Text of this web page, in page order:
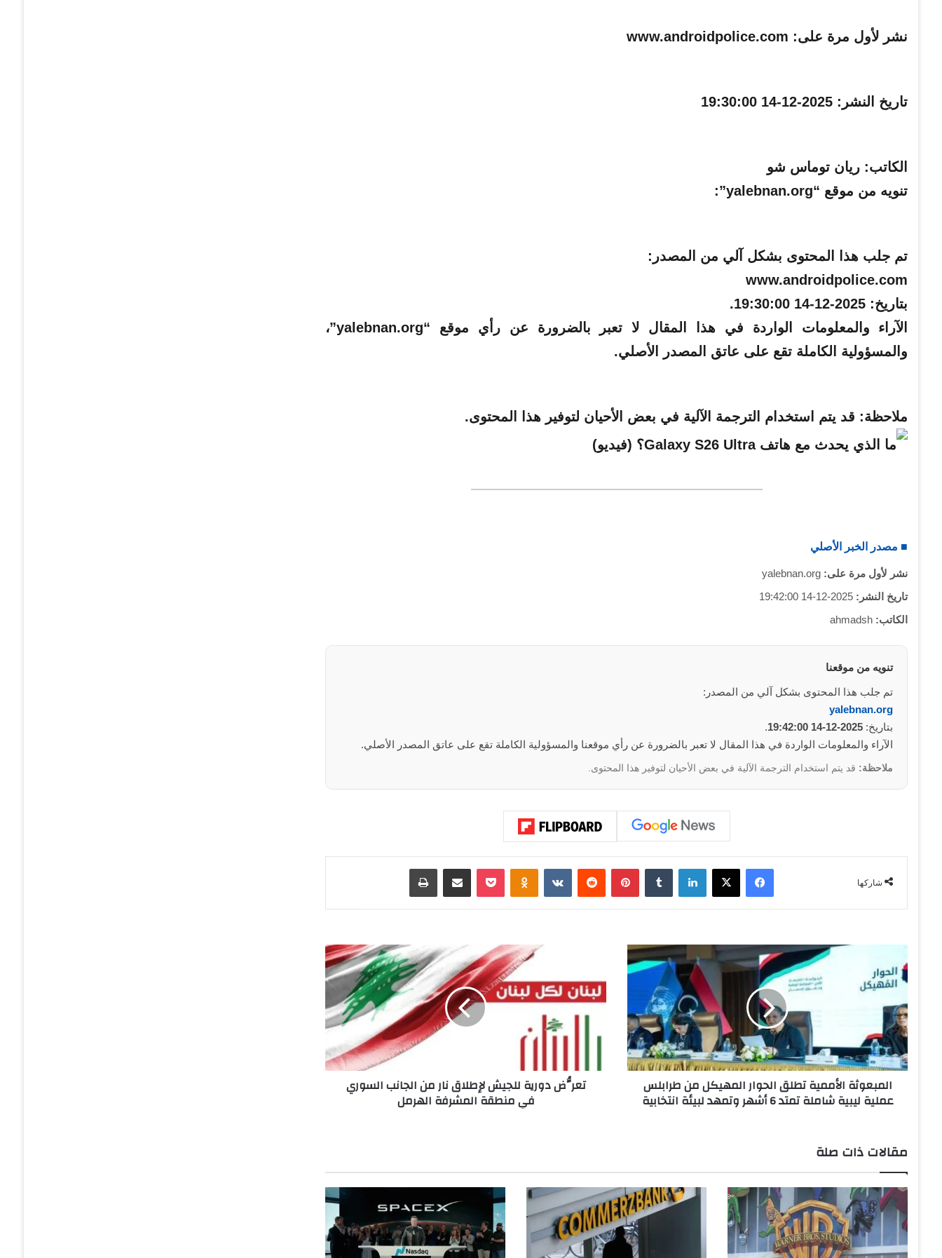
نشر لأول مرة على: www.androidpolice.com
تاريخ النشر: 2025-12-14 19:30:00
الكاتب: ريان توماس شو
تنويه من موقع “yalebnan.org”:
تم جلب هذا المحتوى بشكل آلي من المصدر:
www.androidpolice.com
بتاريخ: 2025-12-14 19:30:00
.
الآراء والمعلومات الواردة في هذا المقال لا تعبر بالضرورة عن رأي موقع “yalebnan.org”،
والمسؤولية الكاملة تقع على عاتق المصدر الأصلي.
ملاحظة: قد يتم استخدام الترجمة الآلية في بعض الأحيان لتوفير هذا المحتوى.
■ مصدر الخبر الأصلي
نشر لأول مرة على: yalebnan.org
تاريخ النشر: 2025-12-14 19:42:00
الكاتب: ahmadsh
تنويه من موقعنا
تم جلب هذا المحتوى بشكل آلي من المصدر:
yalebnan.org
بتاريخ: 2025-12-14 19:42:00
.
الآراء والمعلومات الواردة في هذا المقال لا تعبر بالضرورة عن رأي موقعنا والمسؤولية الكاملة تقع على عاتق المصدر الأصلي.
ملاحظة: قد يتم استخدام الترجمة الآلية في بعض الأحيان لتوفير هذا المحتوى.
شاركها
فيسبوك ‫X لينكدإن ‏Tumblr بينتيريست ‏Reddit
‏VKontakte
Odnoklassniki
‫Pocket مشاركة عبر البريد طباعة
ل
م
ع
و
ث
ة
ا
ة
ت
ط
ق
ا
ل
المبعوثة الأممية تطلق الحوار المهيكل من طرابلس
عملية ليبية شاملة تمتد 6 أشهر وتمهد لبيئة انتخابية
رُّ
ض
ر
ة
إ
ط
ل
ا
ق
ن
تعرُّض دورية للجيش لإطلاق نار من الجانب السوري
في منطقة المشرفة الهرمل
مقالات ذات صلة